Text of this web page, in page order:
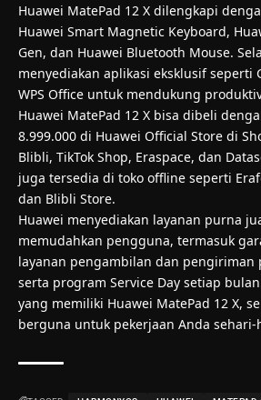
Huawei MatePad 12 X dilengkapi
Huawei Smart Magnetic Keyboard,
Gen, dan Huawei Bluetooth Mouse.
menyediakan aplikasi eksklusif seperti
WPS Office untuk mendukung
Huawei MatePad 12 X bisa dibeli
8.999.000 di Huawei Official Store di
Blibli, TikTok Shop, Eraspace, dan
juga tersedia di toko offline seperti
dan Blibli Store.
Huawei menyediakan layanan purna
memudahkan pengguna, termasuk
layanan pengambilan dan pengiriman
serta program Service Day setiap
yang memiliki Huawei MatePad 12 X,
berguna untuk pekerjaan Anda sehari-